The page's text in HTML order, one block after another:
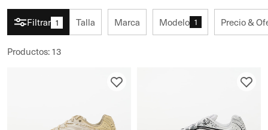
Filtrar 1 Talla Marca Modelo 1 Precio &
Productos: 13